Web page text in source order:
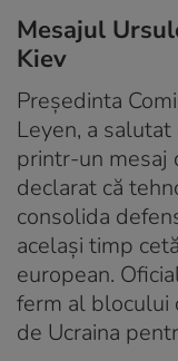
Mesajul
Kiev
Președinta
Leyen, a
printr-un mesaj
declarat că
consolida
același timp
european.
ferm al blocului
de Ucraina